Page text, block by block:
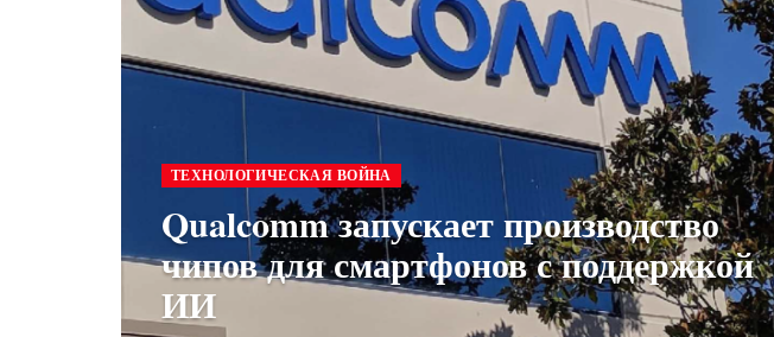
ТЕХНОЛОГИЧЕСКАЯ ВОЙНА
Qualcomm запускает производство
чипов для смартфонов с поддержкой
ИИ